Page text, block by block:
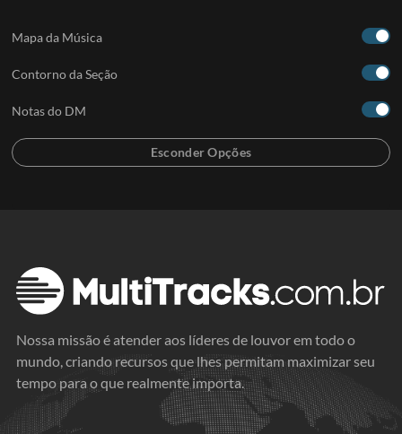
Mapa da Música
Contorno da Seção
Notas do DM
Nossa missão é atender aos líderes de louvor em todo o
mundo, criando recursos que lhes permitam maximizar seu
tempo para o que realmente importa.